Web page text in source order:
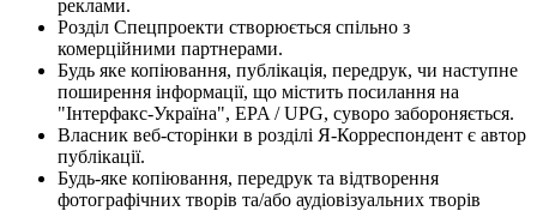
реклами.
Розділ Спецпроекти створюється спільно з
комерційними партнерами.
Будь яке копіювання, публікація, передрук, чи наступне
поширення інформації, що містить посилання на
"Інтерфакс-Україна", EPA / UPG, суворо забороняється.
Власник веб-сторінки в розділі Я-Корреспондент є автор
публікації.
Будь-яке копіювання, передрук та відтворення
фотографічних творів та/або аудіовізуальних творів